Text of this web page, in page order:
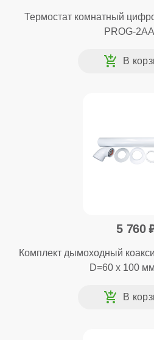
Термостат комнатный
PROG-
5 760
Комплект дымоходный
D=60 x 100